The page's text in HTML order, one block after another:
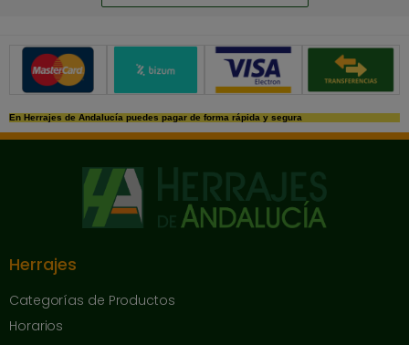
Métodos de pago seguros
En Herrajes de Andalucía puedes pagar de forma rápida y segura
Herrajes
Categorías de Productos
Horarios